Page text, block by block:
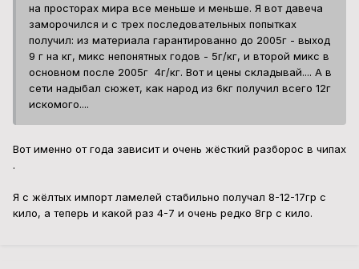
на просторах мира все меньше и меньше. Я вот давеча
заморочился и с трех последовательных попытках
получил: из материала гарантированно до 2005г - выход
9 г на кг, микс непонятных годов - 5г/кг, и второй микс в
основном после 2005г 4г/кг. Вот и цены складывай.... А в
сети надыбал сюжет, как народ из 6кг получил всего 12г
искомого....
Вот именно от года зависит и очень жёсткий разборос в чипах
.
Я с жёлтых импорт ламелей стабильно получал 8-12-17гр с
кило, а теперь и какой раз 4-7 и очень редко 8гр с кило.